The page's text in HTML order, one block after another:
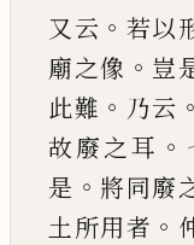
又云 。 若以
廟之像 。 豈
此難 。 乃云 。
故廢之耳 。
是 。 將同廢
土所用者 。